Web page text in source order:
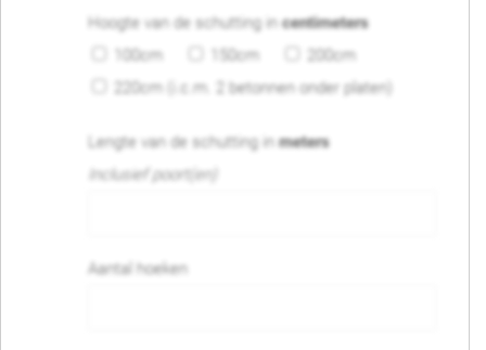
Hoogte van de schutting incentimeters
100cm
150cm
200cm
220cm (i.c.m. 2 betonnen onder platen)
Lengte van de schutting inmeters
Inclusief poort(en)
Aantal hoeken